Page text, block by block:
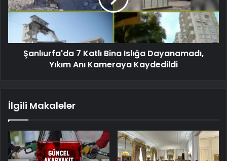
Şanlıurfa'da 7 Katlı Bina Islığa Dayanamadı,
Yıkım Anı Kameraya Kaydedildi
İlgili Makaleler